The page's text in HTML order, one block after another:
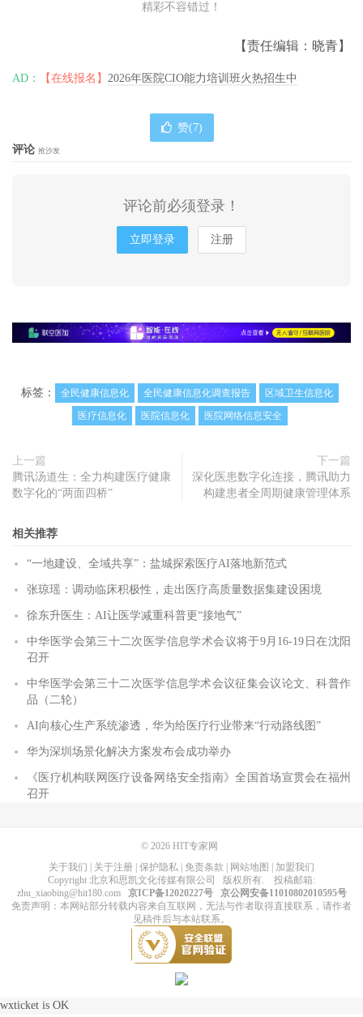
精彩不容错过！
【责任编辑：晓青】
AD： 【在线报名】 2026年医院CIO能力培训班火热招生中
赞(7)
评论 抢沙发
评论前必须登录！
立即登录 注册
标签： 全民健康信息化 全民健康信息化调查报告
区域卫生信息化
医疗信息化
医院信息化 医院网络信息安全
上一篇
腾讯汤道生：全力构建医疗健康
数字化的“两面四桥”
下一篇
深化医患数字化连接，腾讯助力
构建患者全周期健康管理体系
相关推荐
“一地建设、全域共享”：盐城探索医疗AI落地新范式
张琼瑶：调动临床积极性，走出医疗高质量数据集建设困境
徐东升医生：AI让医学减重科普更“接地气”
中华医学会第三十二次医学信息学术会议将于9月16-19日在沈阳
召开
中华医学会第三十二次医学信息学术会议征集会议论文、科普作
品（二轮）
AI向核心生产系统渗透，华为给医疗行业带来“行动路线图”
华为深圳场景化解决方案发布会成功举办
《医疗机构联网医疗设备网络安全指南》全国首场宣贯会在福州
召开
© 2026 HIT专家网
关于我们
关于注册 保护隐私 免责条款 网站地图
加盟我们
Copyright 北京和思凯文化传媒有限公司 版权所有. 投稿邮箱:
zhu_xiaobing@hit180.com
京ICP备12020227号
京公网安备11010802010595号
免责声明：本网站部分转载内容来自互联网，无法与作者取得直接联系，请作者
见稿件后与本站联系。
wxticket is OK